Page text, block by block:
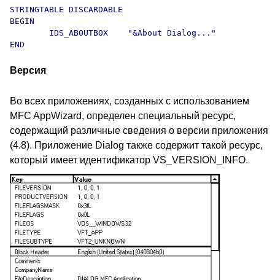
STRINGTABLE DISCARDABLE
BEGIN
Версия
Во всех приложениях, созданных с использованием
MFC AppWizard, определен специальный ресурс,
содержащий различные сведения о версии приложения
(4.8). Приложение Dialog также содержит такой ресурс,
который имеет идентификатор VS_VERSION_INFO.